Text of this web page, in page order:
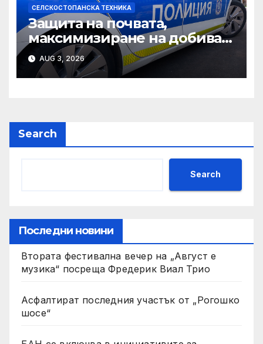
СЕЛСКОСТОПАНСКА ТЕХНИКА
Защита на почвата,
максимизиране на добива:
Гумата RIDEMAX FL 615 от
BKT — идеалният съюзник
за интензивни
AUG 3, 2026
Search
Search
Последни новини
Втората фестивална вечер на „Август е
музика“ посреща Фредерик Виал Трио
Асфалтират последния участък от „Рогошко
шосе“